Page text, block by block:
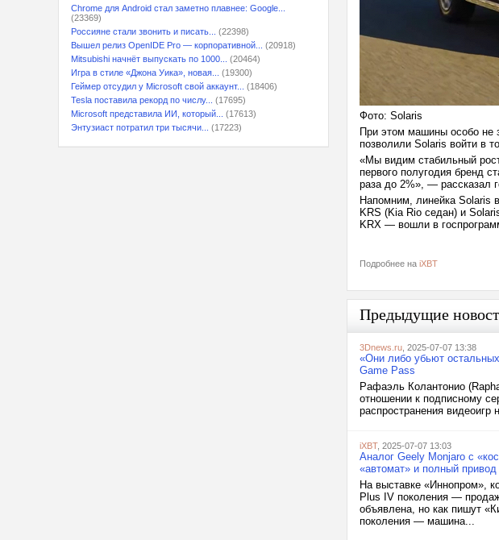
Chrome для Android стал заметно плавнее: Google...
(23369)
Россияне стали звонить и писать...
(22398)
Вышел релиз OpenIDE Pro — корпоративной...
(20918)
Mitsubishi начнёт выпускать по 1000...
(20464)
Игра в стиле «Джона Уика», новая...
(19300)
Геймер отсудил у Microsoft свой аккаунт...
(18406)
Tesla поставила рекорд по числу...
(17695)
Microsoft представила ИИ, который...
(17613)
Энтузиаст потратил три тысячи...
(17223)
Фото: Solaris
При этом машины особо не
позволили Solaris войти в
«Мы видим стабильный
первого полугодия бренд
раза до 2%», — рассказал
Напомним, линейка Solaris
KRS (Kia Rio седан) и
KRX — вошли в
Подробнее на iXBT
Предыдущие
3Dnews.ru , 2025-07-07 13:38
«Они либо убьют
Game Pass
Рафаэль Колантонио
отношении к подписному
распространения
iXBT, 2025-07-07 13:03
Аналог Geely Monjaro с
«автомат» и полный привод
На выставке «Иннопром»,
Plus IV поколения —
объявлена, но как пишут
поколения — машина...